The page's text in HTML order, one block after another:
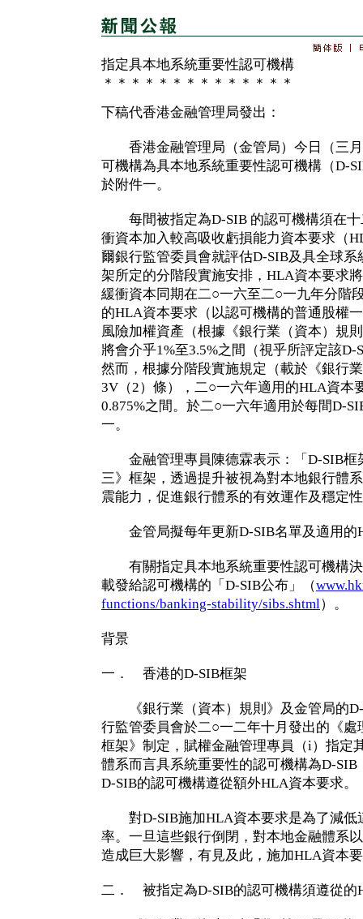
指定具本地系統重要性認可機構
＊＊＊＊＊＊＊＊＊＊＊＊＊＊
下稿代香港金融管理局發出：
香港金融管理局（金管局）今日（三月
可機構為具本地系統重要性認可機構（D-
於附件一。
每間被指定為D-SIB 的認可機構須在十
衝資本加入較高吸收虧損能力資本要求（
爾銀行監管委員會就評估D-SIB及具全球系
架所定的分階段實施安排，HLA資本要求
緩衝資本同期在二○一六至二○一九年分階
的HLA資本要求（以認可機構的普通股權
風險加權資產（根據《銀行業（資本）規
將會介乎1%至3.5%之間（視乎所評定該
然而，根據分階段實施規定（載於《銀行
3V（2）條），二○一六年適用的HLA資本
0.875%之間。於二○一六年適用於每間D-
一。
金融管理專員陳德霖表示：「D-SIB框
三》框架，透過提升被視為對本地銀行體
震能力，促進銀行體系的有效運作及穩定
金管局擬每年更新D-SIB名單及適用的
有關指定具本地系統重要性認可機構決
載發給認可機構的「D-SIB公布」（
functions/banking-stability/sibs.shtml）。
背景
一． 香港的D-SIB框架
《銀行業（資本）規則》及金管局的D-
行監管委員會於二○一二年十月發出的《
框架》制定，賦權金融管理專員（i）指定
體系而言具系統重要性的認可機構為D-
D-SIB的認可機構遵從額外HLA資本要求。
對D-SIB施加HLA資本要求是為了減低
率。一旦這些銀行倒閉，對本地金融體系
造成巨大影響，有見及此，施加HLA資本
二． 被指定為D-SIB的認可機構須遵從的